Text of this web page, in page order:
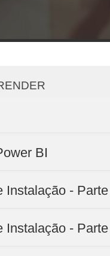
BI
Instalação -
Instalação -